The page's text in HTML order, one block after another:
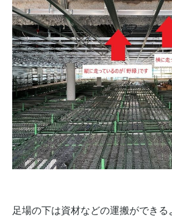
足場の下は資材などの運搬ができ